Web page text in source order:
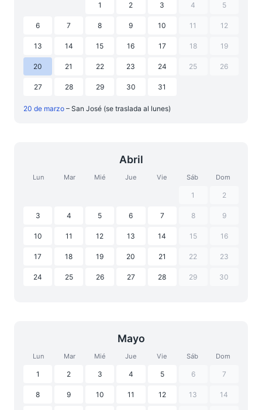
1 2 3 4 5
6 7 8 9 10 11 12
13 14 15 16 17 18 19
20 21 22 23 24 25 26
27 28 29 30 31
20 de marzo – San José (se traslada al lunes)
Abril
Lun Mar Mié Jue Vie Sáb Dom
1 2
3 4 5 6 7 8 9
10 11 12 13 14 15 16
17 18 19 20 21 22 23
24 25 26 27 28 29 30
Mayo
Lun Mar Mié Jue Vie Sáb Dom
1 2 3 4 5 6 7
8 9 10 11 12 13 14